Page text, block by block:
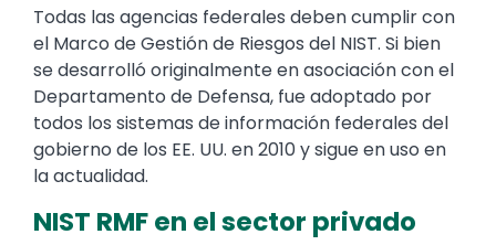
Todas las agencias federales deben cumplir con
el Marco de Gestión de Riesgos del NIST. Si bien
se desarrolló originalmente en asociación con el
Departamento de Defensa, fue adoptado por
todos los sistemas de información federales del
gobierno de los EE. UU. en 2010 y sigue en uso en
la actualidad.
NIST RMF en el sector privado